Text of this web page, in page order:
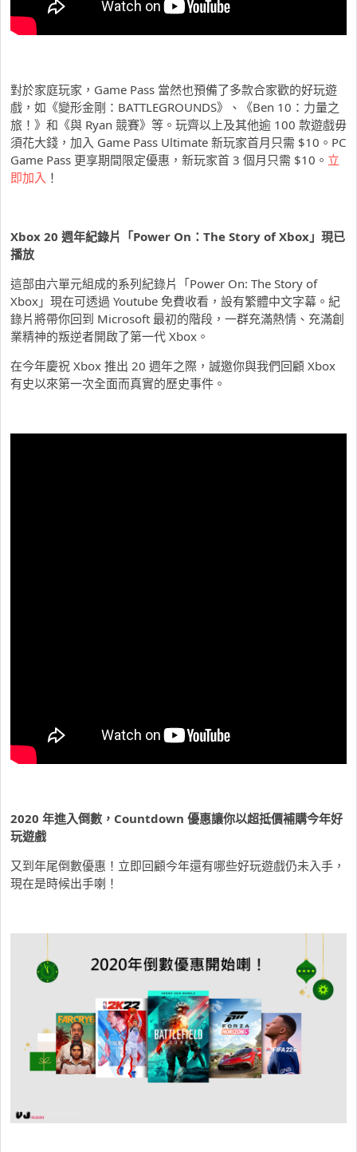
對於家庭玩家，Game Pass 當然也預備了多款合家歡的好玩遊
戲，如《變形金剛：BATTLEGROUNDS》、《Ben 10：力量之
旅！》和《與 Ryan 競賽》等。玩齊以上及其他逾 100 款遊戲毋
須花大錢，加入 Game Pass Ultimate 新玩家首月只需 $10。PC
Game Pass 更享期間限定優惠，新玩家首 3 個月只需 $10。 立
即加入 ！
Xbox 20 週年紀錄片「Power On：The Story of Xbox」 現已
播放
這部由六單元組成的系列紀錄片「Power On: The Story of
Xbox」現在可透過 Youtube 免費收看，設有繁體中文字幕。紀
錄片將帶你回到 Microsoft 最初的階段，一群充滿熱情、充滿創
業精神的叛逆者開啟了第一代 Xbox。
在今年慶祝 Xbox 推出 20 週年之際，誠邀你與我們回顧 Xbox
有史以來第一次全面而真實的歷史事件。
2020 年進入倒數， Countdown 優惠讓你以超抵價補購今年好
玩遊戲
又到年尾倒數優惠！立即回顧今年還有哪些好玩遊戲仍未入手，
現在是時候出手喇！